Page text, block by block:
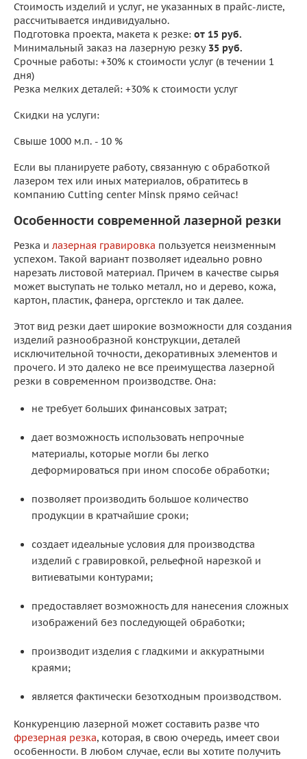
Стоимость изделий и услуг, не указанных в прайс-листе,
рассчитывается индивидуально.
Подготовка проекта, макета к резке: от 15 руб.
Минимальный заказ на лазерную резку 35 руб.
Срочные работы: +30% к стоимости услуг (в течении 1
дня)
Резка мелких деталей: +30% к стоимости услуг
Скидки на услуги:
Свыше 1000 м.п. - 10 %
Если вы планируете работу, связанную с обработкой
лазером тех или иных материалов, обратитесь в
компанию Cutting center Minsk прямо сейчас!
Особенности современной лазерной резки
Резка и лазерная гравировка пользуется неизменным
успехом. Такой вариант позволяет идеально ровно
нарезать листовой материал. Причем в качестве сырья
может выступать не только металл, но и дерево, кожа,
картон, пластик, фанера, оргстекло и так далее.
Этот вид резки дает широкие возможности для создания
изделий разнообразной конструкции, деталей
исключительной точности, декоративных элементов и
прочего. И это далеко не все преимущества лазерной
резки в современном производстве. Она:
не требует больших финансовых затрат;
дает возможность использовать непрочные
материалы, которые могли бы легко
деформироваться при ином способе обработки;
позволяет производить большое количество
продукции в кратчайшие сроки;
создает идеальные условия для производства
изделий с гравировкой, рельефной нарезкой и
витиеватыми контурами;
предоставляет возможность для нанесения сложных
изображений без последующей обработки;
производит изделия с гладкими и аккуратными
краями;
является фактически безотходным производством.
Конкуренцию лазерной может составить разве что
фрезерная резка, которая, в свою очередь, имеет свои
особенности. В любом случае, если вы хотите получить